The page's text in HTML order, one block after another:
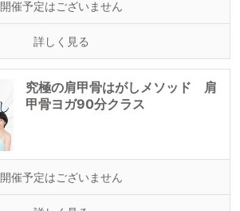
開催予定はございません
詳しく見る
究極の肩甲骨はがしメソッド 肩
甲骨ヨガ90分クラス
開催予定はございません